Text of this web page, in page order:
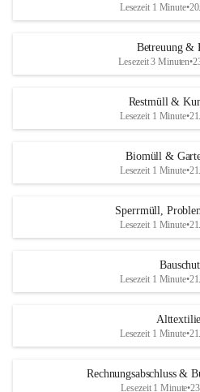
Lesezeit 1 Minute•
Betreuung &
Lesezeit 3 Minuten•
Restmüll &
Lesezeit 1 Minute•
Biomüll &
Lesezeit 1 Minute•
Sperrmüll,
Lesezeit 1 Minute•
Lesezeit 1 Minute•
Lesezeit 1 Minute•
Rechnungsabschluss &
Lesezeit 1 Minute•